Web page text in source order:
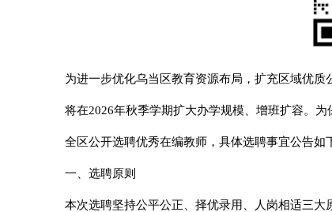
为进一步优化乌当区教育资源布局，扩充区域优
将在2026年秋季学期扩大办学规模、增班扩容。
全区公开选聘优秀在编教师，具体选聘事宜公告如
一、选聘原则
本次选聘坚持公平公正、择优录用、人岗相适三